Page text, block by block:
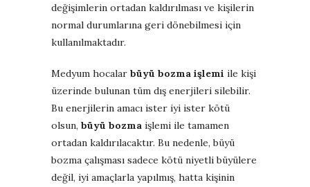
değişimlerin ortadan kaldırılması ve kişilerin
normal durumlarına geri dönebilmesi için
kullanılmaktadır.
Medyum hocalar büyü bozma işlemi ile kişi
üzerinde bulunan tüm dış enerjileri silebilir.
Bu enerjilerin amacı ister iyi ister kötü
olsun, büyü bozma işlemi ile tamamen
ortadan kaldırılacaktır. Bu nedenle, büyü
bozma çalışması sadece kötü niyetli büyülere
değil, iyi amaçlarla yapılmış, hatta kişinin